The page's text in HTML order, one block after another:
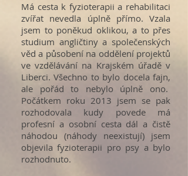
Má cesta k fyzioterapii a rehabilitaci
zvířat nevedla úplně přímo. Vzala
jsem to poněkud oklikou, a to přes
studium angličtiny a společenských
věd a působení na oddělení projektů
ve vzdělávání na Krajském úřadě v
Liberci. Všechno to bylo docela fajn,
ale pořád to nebylo úplně ono.
Počátkem roku 2013 jsem se pak
rozhodovala kudy povede má
profesní a osobní cesta dál a čistě
náhodou (náhody neexistují) jsem
objevila fyzioterapii pro psy a bylo
rozhodnuto.